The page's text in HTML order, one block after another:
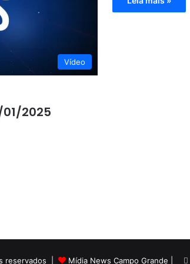
Vídeo
01/2025
reservados | Mídia News Campo Grande |